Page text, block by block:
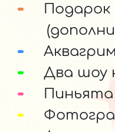
Подарок
Два шоу
Пиньята